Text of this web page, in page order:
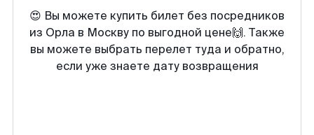
😍 Вы можете купить билет без посредников
из Орла в Москву по выгодной цене🙌. Также
вы можете выбрать перелет туда и обратно,
если уже знаете дату возвращения